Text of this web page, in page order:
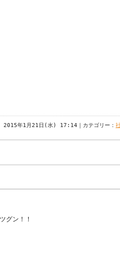
2015年1月21日(水) 17:14｜カテゴリー：
グン！！